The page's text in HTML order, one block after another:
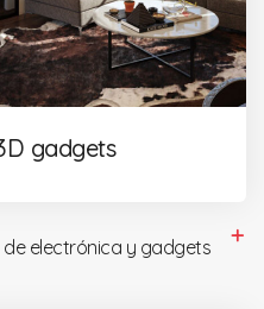
gadgets
electrónica y gadgets